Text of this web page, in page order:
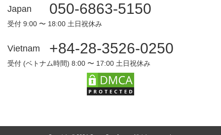
Japan 050-6863-5150
受付 9:00 〜 18:00 土日祝休み
Vietnam +84-28-3526-0250
受付 (ベトナム時間) 8:00 〜 17:00 土日祝休み